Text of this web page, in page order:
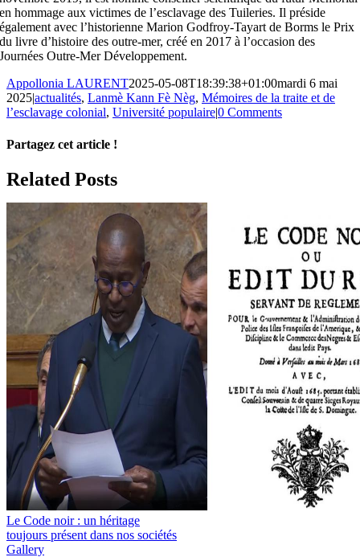
en hommage aux victimes de l’esclavage des Tuileries. Il préside
également avec l’historienne Marion Godfroy-Tayart de Borms le Prix
du livre d’histoire des outre-mer, créé en 2017 à l’occasion des
Journées Outre-Mer Développement.
Appollonia LAURENT2025-05-08T18:39:38+01:00mardi 6 mai
2025|actualités, Lanmè Kann Fè Nèg, Mémoires de la traite et de
l’esclavage colonial, Université populaire|0 Comments
Partagez cet article !
Facebook
X
Reddit
LinkedIn
WhatsApp
Telegram
Tumblr
Pinterest
Vk
Xing
Email
Related Posts
Le Code noir : un héritage
toujours présent dans nos sociétés
Gallery